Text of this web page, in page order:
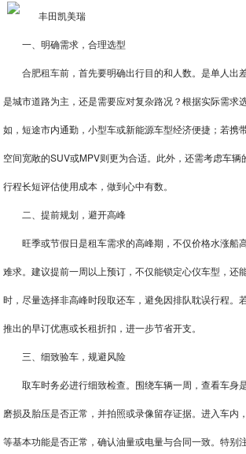
一、明确需求，合理选型
合肥租车前，首先要明确出行目的和人数。是单人出
是城市道路为主，还是需要应对复杂路况？根据实际需求
如，短途市内通勤，小型车或新能源车型经济便捷；若携
空间宽敞的SUV或MPV则更为合适。此外，还需考虑车辆
行程长短评估使用成本，做到心中有数。
二、提前规划，避开高峰
旺季或节假日是租车需求的高峰期，不仅价格水涨船
难求。建议提前一周以上预订，不仅能锁定心仪车型，还
时，尽量选择非高峰时段取还车，避免因排队耽误行程。
推出的早订优惠或长租折扣，进一步节省开支。
三、细致验车，规避风险
取车时务必进行细致检查。围绕车辆一周，查看车身
磨损及胎压是否正常，并拍照或录像留存证据。进入车内
等基本功能是否正常，确认油量或电量与合同一致。特别